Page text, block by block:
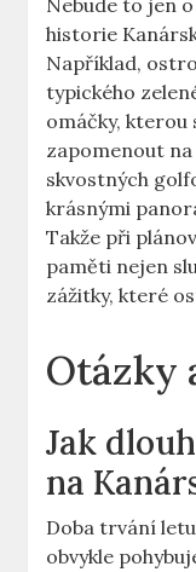
Nebude to jen
historie
Například,
typického
omáčky, kterou
zapomenout
skvostných
krásnými
Takže při
paměti nejen
zážitky, které
Otázky
Jak
na
Doba trvání
obvykle